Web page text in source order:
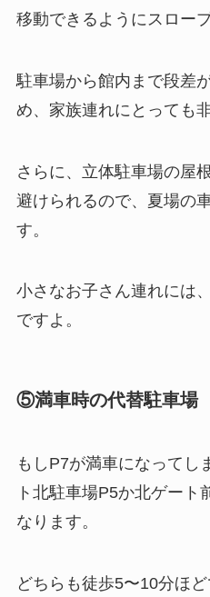
移動できるようにスロー
駐車場から館内まで段差
め、家族連れにとっても
さらに、立体駐車場の屋
避けられるので、夏場の
す。
小さなお子さん連れには
ですよ。
⑤満車時の代替駐車場
もしP7が満車になってし
ト北駐車場P5か北ゲート
なります。
どちらも徒歩5〜10分ほ